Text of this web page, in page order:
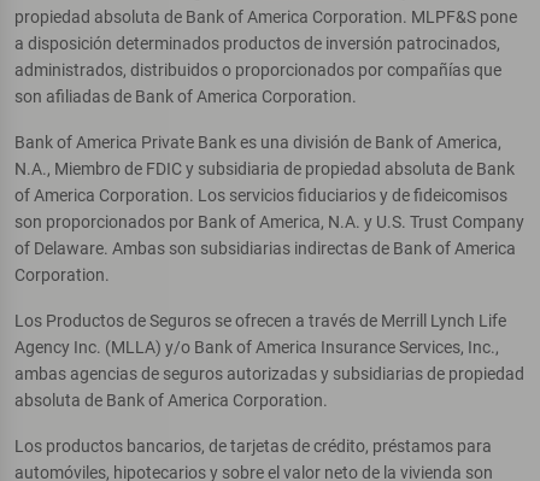
propiedad absoluta de Bank of America Corporation. MLPF&S pone
a disposición determinados productos de inversión patrocinados,
administrados, distribuidos o proporcionados por compañías que
son afiliadas de Bank of America Corporation.
Bank of America Private Bank es una división de Bank of America,
N.A., Miembro de FDIC y subsidiaria de propiedad absoluta de Bank
of America Corporation. Los servicios fiduciarios y de fideicomisos
son proporcionados por Bank of America, N.A. y U.S. Trust Company
of Delaware. Ambas son subsidiarias indirectas de Bank of America
Corporation.
Los Productos de Seguros se ofrecen a través de Merrill Lynch Life
Agency Inc. (MLLA) y/o Bank of America Insurance Services, Inc.,
ambas agencias de seguros autorizadas y subsidiarias de propiedad
absoluta de Bank of America Corporation.
Los productos bancarios, de tarjetas de crédito, préstamos para
automóviles, hipotecarios y sobre el valor neto de la vivienda son